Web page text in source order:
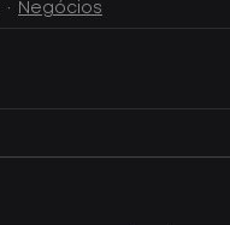
Negócios